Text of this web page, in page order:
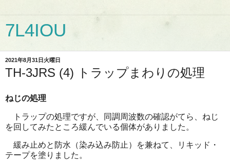
7L4IOU
2021年8月31日火曜日
TH-3JRS (4) トラップまわりの処理
ねじの処理
トラップの処理ですが、同調周波数の確認がてら、ねじ
を回してみたところ緩んでいる個体がありました。
緩み止めと防水（染み込み防止）を兼ねて、リキッド・
テープを塗りました。